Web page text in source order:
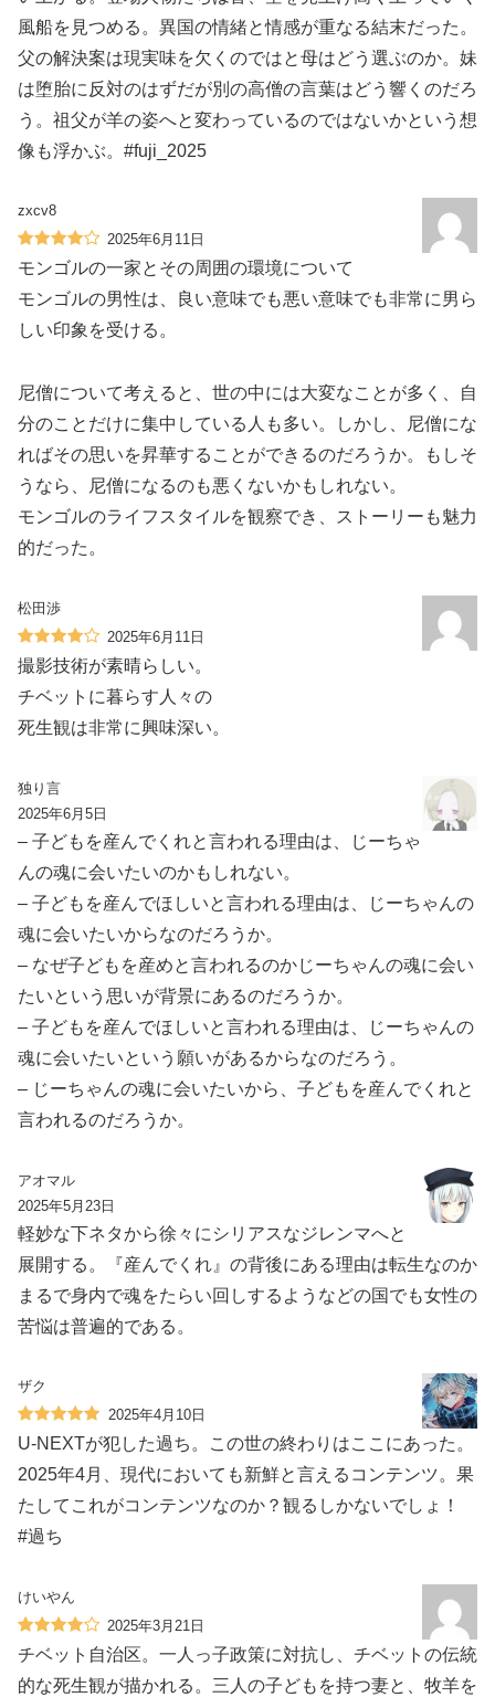
風船を見つめる。異国の情緒と情感が重なる結末だった。
父の解決案は現実味を欠くのではと母はどう選ぶのか。妹
は堕胎に反対のはずだが別の高僧の言葉はどう響くのだろ
う。祖父が羊の姿へと変わっているのではないかという想
像も浮かぶ。#fuji_2025
zxcv8
2025年6月11日
モンゴルの一家とその周囲の環境について
モンゴルの男性は、良い意味でも悪い意味でも非常に男ら
しい印象を受ける。
尼僧について考えると、世の中には大変なことが多く、自
分のことだけに集中している人も多い。しかし、尼僧にな
ればその思いを昇華することができるのだろうか。もしそ
うなら、尼僧になるのも悪くないかもしれない。
モンゴルのライフスタイルを観察でき、ストーリーも魅力
的だった。
松田渉
2025年6月11日
撮影技術が素晴らしい。
チベットに暮らす人々の
死生観は非常に興味深い。
独り言
2025年6月5日
– 子どもを産んでくれと言われる理由は、じーちゃ
んの魂に会いたいのかもしれない。
– 子どもを産んでほしいと言われる理由は、じーちゃんの
魂に会いたいからなのだろうか。
– なぜ子どもを産めと言われるのかじーちゃんの魂に会い
たいという思いが背景にあるのだろうか。
– 子どもを産んでほしいと言われる理由は、じーちゃんの
魂に会いたいという願いがあるからなのだろう。
– じーちゃんの魂に会いたいから、子どもを産んでくれと
言われるのだろうか。
アオマル
2025年5月23日
軽妙な下ネタから徐々にシリアスなジレンマへと
展開する。『産んでくれ』の背後にある理由は転生なのか
まるで身内で魂をたらい回しするようなどの国でも女性の
苦悩は普遍的である。
ザク
2025年4月10日
U-NEXTが犯した過ち。この世の終わりはここにあった。
2025年4月、現代においても新鮮と言えるコンテンツ。果
たしてこれがコンテンツなのか？観るしかないでしょ！
#過ち
けいやん
2025年3月21日
チベット自治区。一人っ子政策に対抗し、チベットの伝統
的な死生観が描かれる。三人の子どもを持つ妻と、牧羊を